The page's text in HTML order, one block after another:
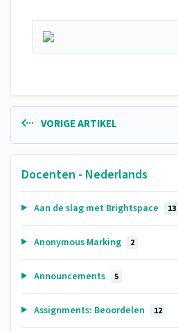
VORIGE ARTIKEL
Docenten - Nederlands
Aan de slag met Brightspace 13
Anonymous Marking 2
Announcements 5
Assignments: Beoordelen 12